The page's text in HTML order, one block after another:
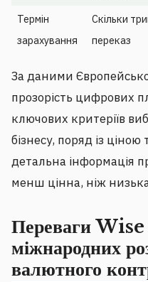
Термін
зарахування
Скільки
переказ
За даними
прозорість цифрових
ключових критеріїв
бізнесу, поряд із
детальна інформація
менш цінна, ніж низька
Переваги
міжнародних
валютного